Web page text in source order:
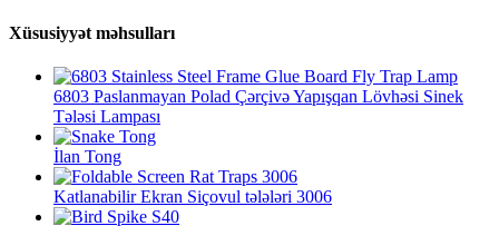
Xüsusiyyət məhsulları
6803 Paslanmayan Polad Çərçivə Yapışqan Lövhəsi Sinek
Tələsi Lampası
İlan Tong
Katlanabilir Ekran Siçovul tələləri 3006